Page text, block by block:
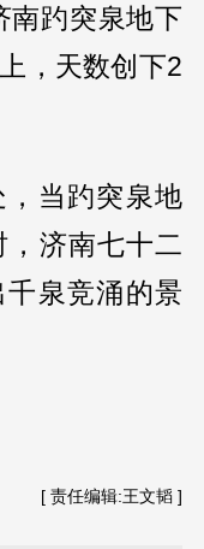
南趵突泉地下
，天数创下2
当趵突泉地
济南七十二
泉竞涌的景
[ 责任编辑:王文韬 ]